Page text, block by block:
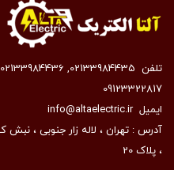
تلفن 02133984435
,
02133984436
09123322817
ایمیلinfo@altaelectric.ir
آدرس : تهران ، لاله زار جنوبی ،
، پلاک 20